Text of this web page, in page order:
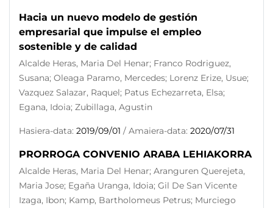
Hacia un nuevo modelo de gestión
empresarial que impulse el empleo
sostenible y de calidad
Alcalde Heras, Maria Del Henar; Franco Rodriguez,
Susana; Oleaga Paramo, Mercedes; Lorenz Erize, Usue;
Vazquez Salazar, Raquel; Patus Echezarreta, Elsa;
Egana, Idoia; Zubillaga, Agustin
Hasiera-data: 2019/09/01 / Amaiera-data: 2020/07/31
PRORROGA CONVENIO ARABA LEHIAKORRA
Alcalde Heras, Maria Del Henar; Aranguren Querejeta,
Maria Jose; Egaña Uranga, Idoia; Gil De San Vicente
Izaga, Ibon; Kamp, Bartholomeus Petrus; Murciego